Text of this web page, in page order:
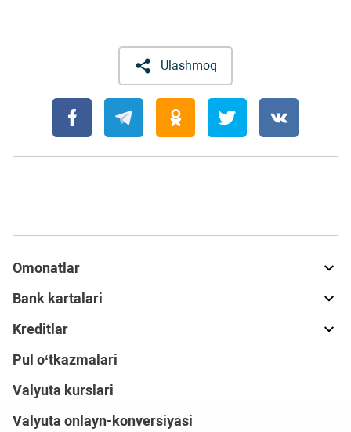
Ulashmoq
Omonatlar
Bank kartalari
Kreditlar
Pul o‘tkazmalari
Valyuta kurslari
Valyuta onlayn-konversiyasi